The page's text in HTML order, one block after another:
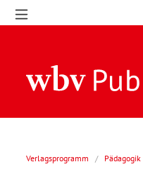
Verlagsprogramm / Pädagogik